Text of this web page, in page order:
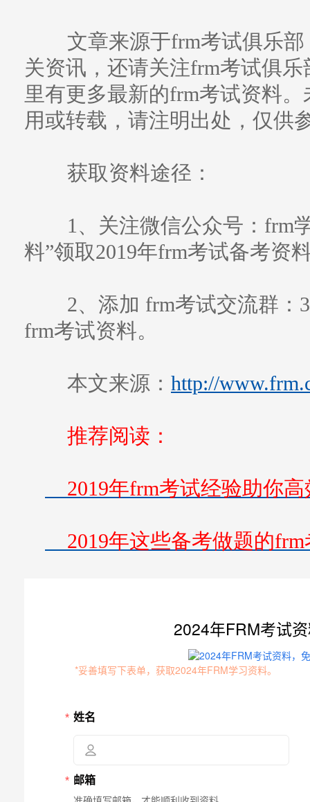
文章来源于frm考试俱乐部
关资讯，还请关注frm考试俱乐
里有更多最新的frm考试资料
用或转载，请注明出处，仅供
获取资料途径：
1、关注微信公众号：frm
料”领取2019年frm考试备考资
2、添加 frm考试交流群：
frm考试资料。
本文来源： http://
推荐阅读：
2019年frm考试经验助你高
2019年这些备考做题的